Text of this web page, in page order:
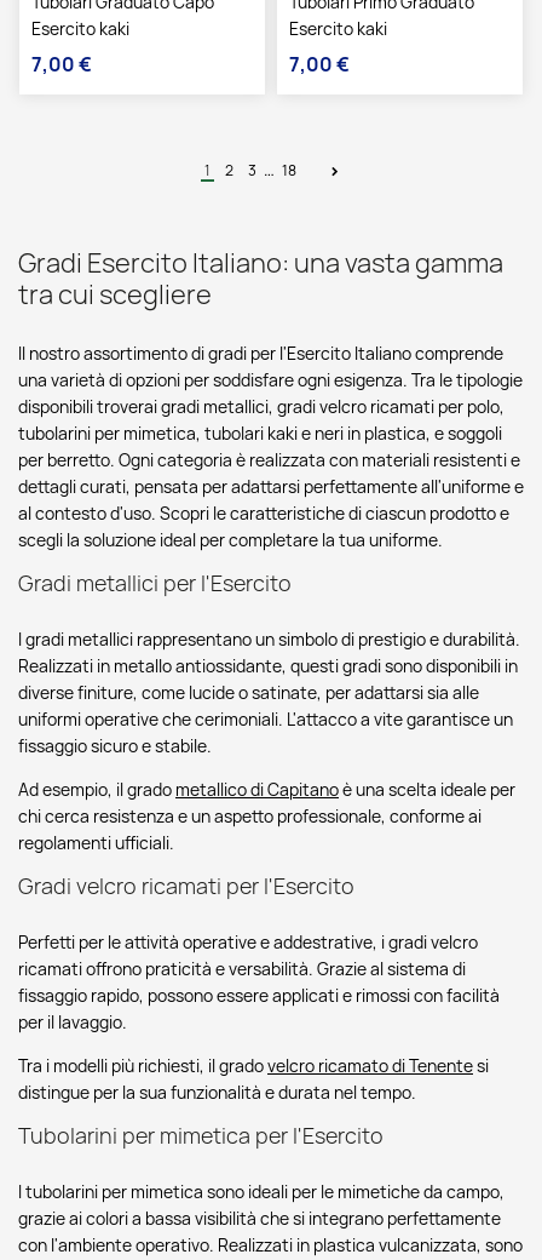
Esercito kaki
Prezzo
7,00 €
Esercito kaki
Prezzo
7,00 €
1 2 3 … 18
Gradi Esercito Italiano: una vasta gamma
tra cui scegliere
Il nostro assortimento di gradi per l'Esercito Italiano comprende
una varietà di opzioni per soddisfare ogni esigenza. Tra le tipologie
disponibili troverai gradi metallici, gradi velcro ricamati per polo,
tubolarini per mimetica, tubolari kaki e neri in plastica, e soggoli
per berretto. Ogni categoria è realizzata con materiali resistenti e
dettagli curati, pensata per adattarsi perfettamente all'uniforme e
al contesto d'uso. Scopri le caratteristiche di ciascun prodotto e
scegli la soluzione ideal per completare la tua uniforme.
Gradi metallici per l'Esercito
I gradi metallici rappresentano un simbolo di prestigio e durabilità.
Realizzati in metallo antiossidante, questi gradi sono disponibili in
diverse finiture, come lucide o satinate, per adattarsi sia alle
uniformi operative che cerimoniali. L'attacco a vite garantisce un
fissaggio sicuro e stabile.
Ad esempio, il grado metallico di Capitanoè una scelta ideale per
chi cerca resistenza e un aspetto professionale, conforme ai
regolamenti ufficiali.
Gradi velcro ricamati per l'Esercito
Perfetti per le attività operative e addestrative, i gradi velcro
ricamati offrono praticità e versabilità. Grazie al sistema di
fissaggio rapido, possono essere applicati e rimossi con facilità
per il lavaggio.
Tra i modelli più richiesti, il gradovelcro ricamato di Tenentesi
distingue per la sua funzionalità e durata nel tempo.
Tubolarini per mimetica per l'Esercito
I tubolarini per mimetica sono ideali per le mimetiche da campo,
grazie ai colori a bassa visibilità che si integrano perfettamente
con l'ambiente operativo. Realizzati in plastica vulcanizzata, sono